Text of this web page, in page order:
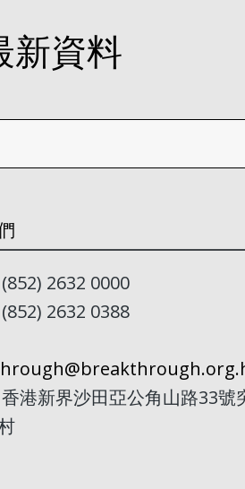
新資料
2632 0000
2632 0388
港新界沙田亞公角山路33號